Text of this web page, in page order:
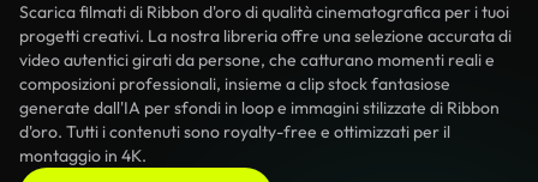
Scarica filmati di Ribbon d'oro di qualità cinematografica per i tuoi
progetti creativi. La nostra libreria offre una selezione accurata di
video autentici girati da persone, che catturano momenti reali e
composizioni professionali, insieme a clip stock fantasiose
generate dall'IA per sfondi in loop e immagini stilizzate di Ribbon
d'oro. Tutti i contenuti sono royalty-free e ottimizzati per il
montaggio in 4K.